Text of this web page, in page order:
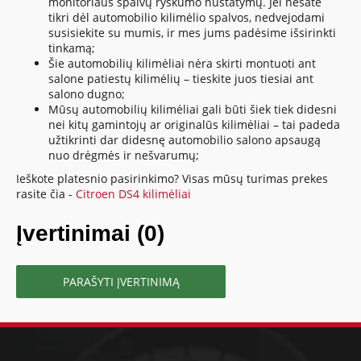
tikri dėl automobilio kilimėlio spalvos, nedvejodami
susisiekite su mumis, ir mes jums padėsime išsirinkti
tinkamą;
Šie automobilių kilimėliai nėra skirti montuoti ant
salone patiestų kilimėlių – tieskite juos tiesiai ant
salono dugno;
Mūsų automobilių kilimėliai gali būti šiek tiek didesni
nei kitų gamintojų ar originalūs kilimėliai – tai padeda
užtikrinti dar didesnę automobilio salono apsaugą
nuo drėgmės ir nešvarumų;
Ieškote platesnio pasirinkimo? Visas mūsų turimas prekes
rasite čia -Citroen DS4 kilimėliai
Įvertinimai (0)
PARAŠYTI ĮVERTINIMĄ